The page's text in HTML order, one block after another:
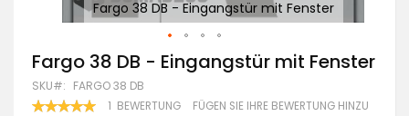
Fargo 38 DB - Eingangstür mit Fenster
Zum
Anfang
der
Bildgalerie
Fargo 38 DB - Eingangstür mit Fenster
SKU FARGO 38 DB
BEWERTUNG: 1 BEWERTUNG FÜGEN SIE IHRE BEWERTUNG HINZU